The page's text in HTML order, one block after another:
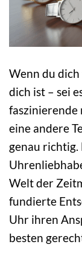
Wenn du dich
dich ist – sei
faszinierende
eine andere
genau richtig.
Welt der
fundierte
Uhr ihren
besten